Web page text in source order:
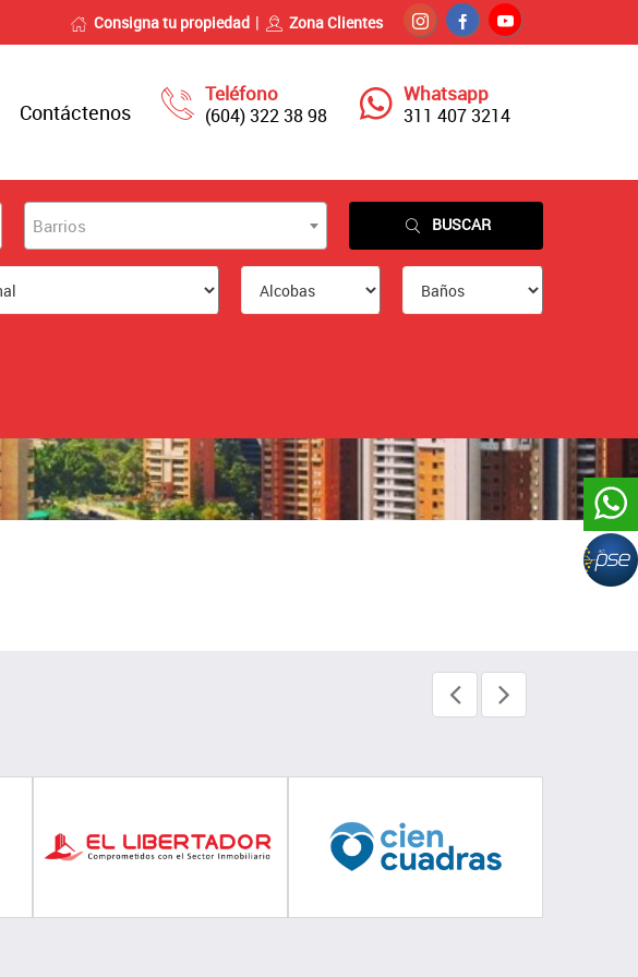
Consigna tu propiedad Zona Clientes
Teléfono
(604) 322 38 98
Whatsapp
311 407 3214
Contáctenos
Barrios BUSCAR